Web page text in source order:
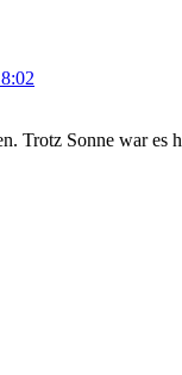
Trotz Sonne war es